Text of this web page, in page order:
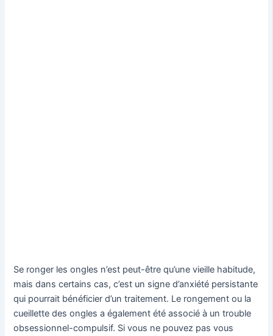
Se ronger les ongles n’est peut-être qu’une vieille habitude,
mais dans certains cas, c’est un signe d’anxiété persistante
qui pourrait bénéficier d’un traitement. Le rongement ou la
cueillette des ongles a également été associé à un trouble
obsessionnel-compulsif. Si vous ne pouvez pas vous